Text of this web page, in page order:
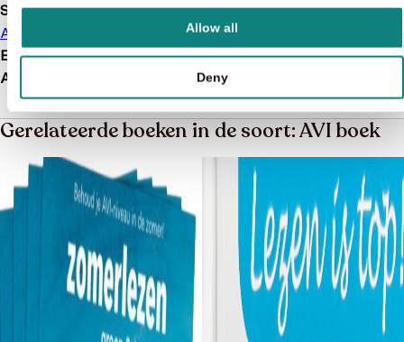
Allow all
Deny
Soort boek
AVI boek
EAN9789044734300
Afmetingen
Gerelateerde boeken in de soort: AVI boek